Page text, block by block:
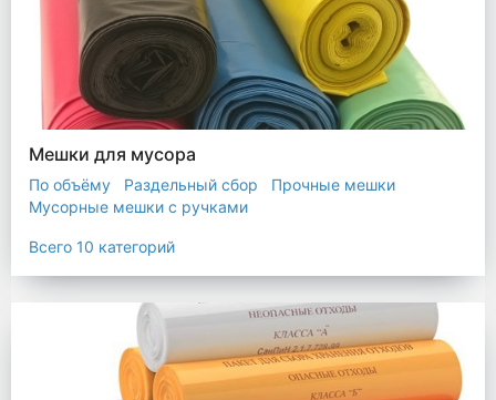
Мешки для мусора
По объёму Раздельный сбор
Прочные мешки
Мусорные мешки с ручками
Прозрачные мешки
Мешки строительные
Мешок для листьев
Всего 10 категорий